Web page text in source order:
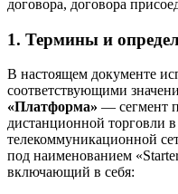
договора, договора
1. Термины и
В настоящем документе
соответствующими
«Платформа» — сегмент
дистанционной торговли
телекоммуникационной
под наименованием
включающий в себя: